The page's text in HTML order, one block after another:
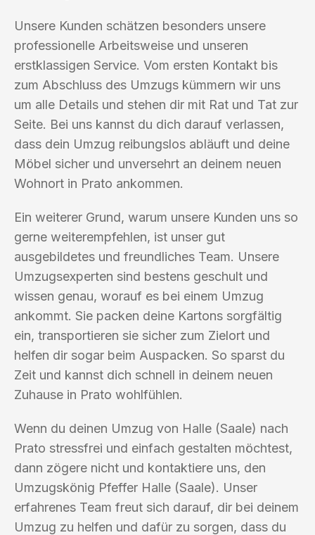
Unsere Kunden schätzen besonders unsere
professionelle Arbeitsweise und unseren
erstklassigen Service. Vom ersten Kontakt bis
zum Abschluss des Umzugs kümmern wir uns
um alle Details und stehen dir mit Rat und Tat zur
Seite. Bei uns kannst du dich darauf verlassen,
dass dein Umzug reibungslos abläuft und deine
Möbel sicher und unversehrt an deinem neuen
Wohnort in Prato ankommen.
Ein weiterer Grund, warum unsere Kunden uns so
gerne weiterempfehlen, ist unser gut
ausgebildetes und freundliches Team. Unsere
Umzugsexperten sind bestens geschult und
wissen genau, worauf es bei einem Umzug
ankommt. Sie packen deine Kartons sorgfältig
ein, transportieren sie sicher zum Zielort und
helfen dir sogar beim Auspacken. So sparst du
Zeit und kannst dich schnell in deinem neuen
Zuhause in Prato wohlfühlen.
Wenn du deinen Umzug von Halle (Saale) nach
Prato stressfrei und einfach gestalten möchtest,
dann zögere nicht und kontaktiere uns, den
Umzugskönig Pfeffer Halle (Saale). Unser
erfahrenes Team freut sich darauf, dir bei deinem
Umzug zu helfen und dafür zu sorgen, dass du